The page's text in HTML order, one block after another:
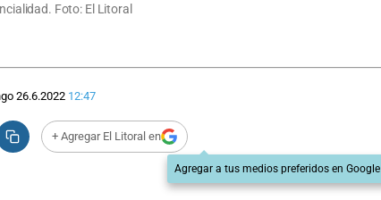
Foto: El Litoral
26.6.2022 12:47
+ Agregar El Litoral en
Agregar a tus medios preferidos en Google